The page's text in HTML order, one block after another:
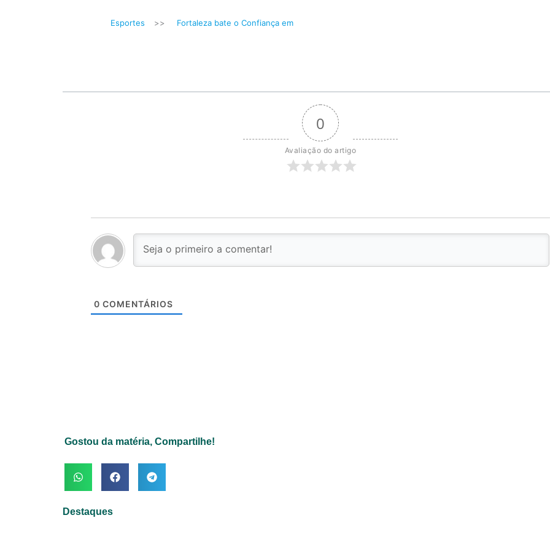
Esportes >> Fortaleza bate o Confiança em
0
Avaliação do artigo
0 COMENTÁRIOS
Gostou da matéria, Compartilhe!
Destaques